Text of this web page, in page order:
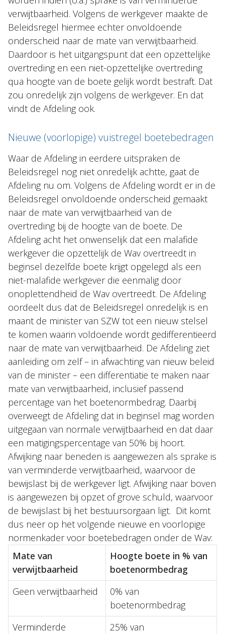
verwijtbaarheid. Volgens de werkgever maakte de
Beleidsregel hiermee echter onvoldoende
onderscheid naar de mate van verwijtbaarheid.
Daardoor is het uitgangspunt dat een opzettelijke
overtreding en een niet-opzettelijke overtreding
qua hoogte van de boete gelijk wordt bestraft. Dat
zou onredelijk zijn volgens de werkgever. En dat
vindt de Afdeling ook.
Nieuwe (voorlopige) vuistregel boetebedragen
Waar de Afdeling in eerdere uitspraken de
Beleidsregel nog niet onredelijk achtte, gaat de
Afdeling nu om. Volgens de Afdeling wordt er in de
Beleidsregel onvoldoende onderscheid gemaakt
naar de mate van verwijtbaarheid van de
overtreding bij de hoogte van de boete. De
Afdeling acht het onwenselijk dat een malafide
werkgever die opzettelijk de Wav overtreedt in
beginsel dezelfde boete krijgt opgelegd als een
niet-malafide werkgever die eenmalig door
onoplettendheid de Wav overtreedt. De Afdeling
oordeelt dus dat de Beleidsregel onredelijk is en
maant de minister van SZW tot een nieuw stelsel
te komen waarin voldoende wordt gedifferentieerd
naar de mate van verwijtbaarheid. De Afdeling ziet
aanleiding om zelf – in afwachting van nieuw beleid
van de minister – een differentiatie te maken naar
mate van verwijtbaarheid, inclusief passend
percentage van het boetenormbedrag. Daarbij
overweegt de Afdeling dat in beginsel mag worden
uitgegaan van normale verwijtbaarheid en dat daar
een matigingspercentage van 50% bij hoort.
Afwijking naar beneden is aangewezen als sprake is
van verminderde verwijtbaarheid, waarvoor de
bewijslast bij de werkgever ligt. Afwijking naar boven
is aangewezen bij opzet of grove schuld, waarvoor
de bewijslast bij het bestuursorgaan ligt. Dit komt
dus neer op het volgende nieuwe en voorlopige
normenkader voor boetebedragen onder de Wav:
Mate van
verwijtbaarheid
Hoogte boete in % van
boetenormbedrag
Geen verwijtbaarheid
0% van
boetenormbedrag
Verminderde
25% van